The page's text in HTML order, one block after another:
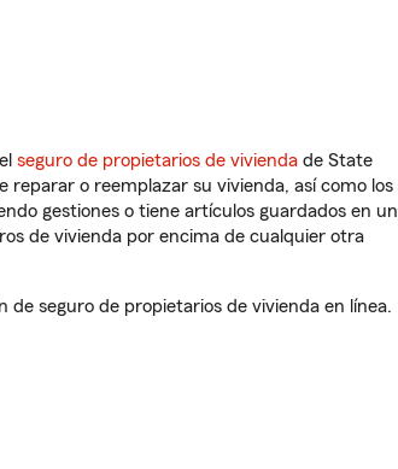
seguro de propietarios de vivienda de State
reparar o reemplazar su vivienda, así como los
gestiones o tiene artículos guardados en un
de vivienda por encima de cualquier otra
seguro de propietarios de vivienda en línea.